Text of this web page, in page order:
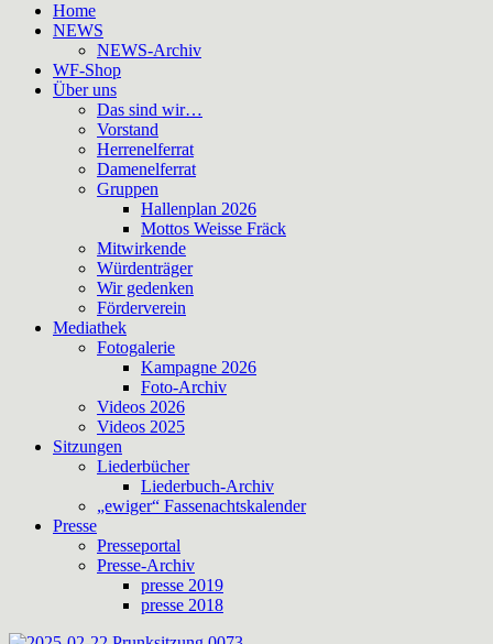
Home
NEWS
NEWS-Archiv
WF-Shop
Über uns
Das sind wir…
Vorstand
Herrenelferrat
Damenelferrat
Gruppen
Hallenplan 2026
Mottos Weisse Fräck
Mitwirkende
Würdenträger
Wir gedenken
Förderverein
Mediathek
Fotogalerie
Kampagne 2026
Foto-Archiv
Videos 2026
Videos 2025
Sitzungen
Liederbücher
Liederbuch-Archiv
„ewiger“ Fassenachtskalender
Presse
Presseportal
Presse-Archiv
presse 2019
presse 2018